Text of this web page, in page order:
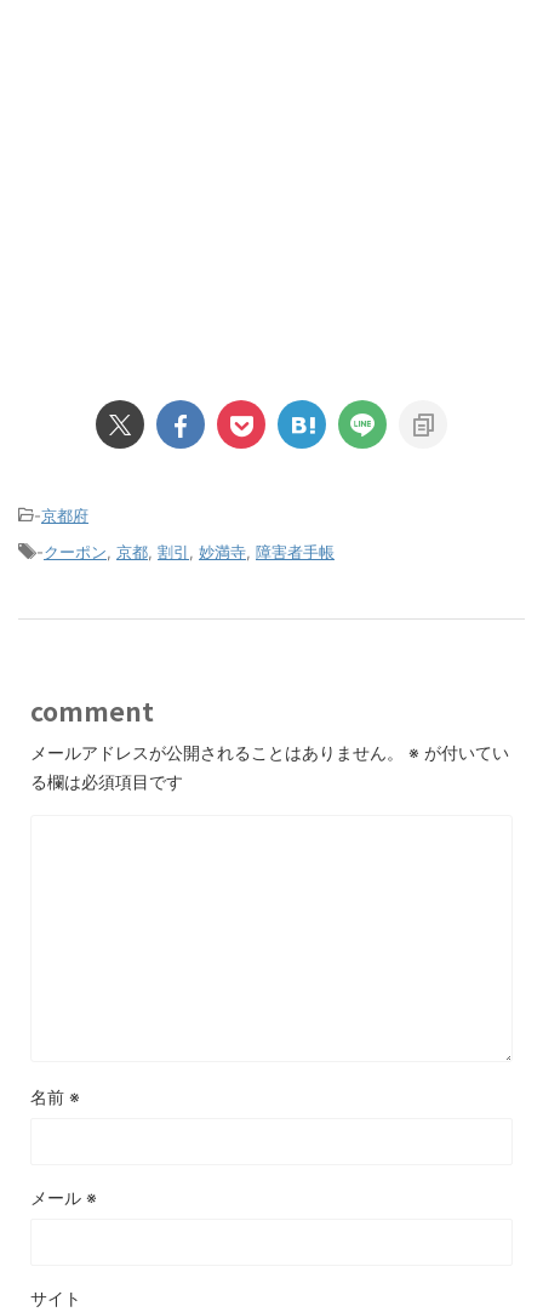
-京都府
-クーポン 京都 割引 妙満寺 障害者手帳
comment
メールアドレスが公開されることはありません。 ※ が付いてい
る欄は必須項目です
名前 ※
メール ※
サイト